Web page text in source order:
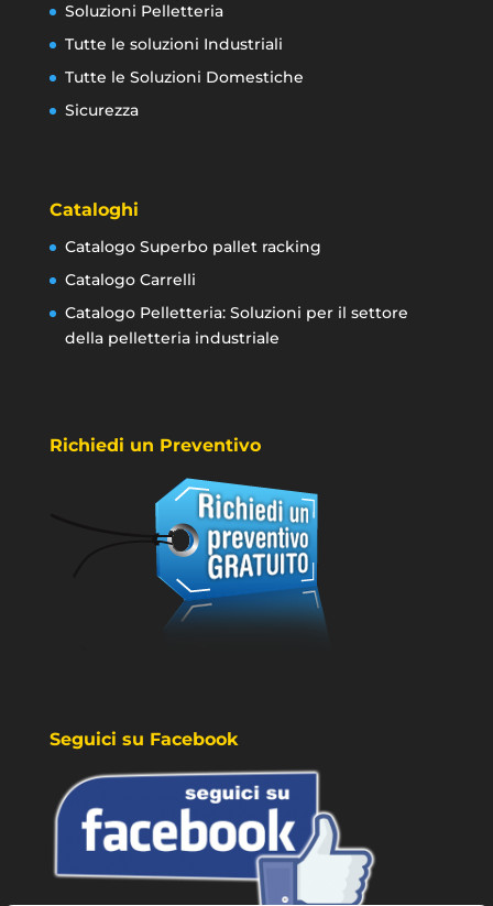
Soluzioni Pelletteria
Tutte le soluzioni Industriali
Tutte le Soluzioni Domestiche
Sicurezza
Cataloghi
Catalogo Superbo pallet racking
Catalogo Carrelli
Catalogo Pelletteria: Soluzioni per il settore
della pelletteria industriale
Richiedi un Preventivo
Seguici su Facebook